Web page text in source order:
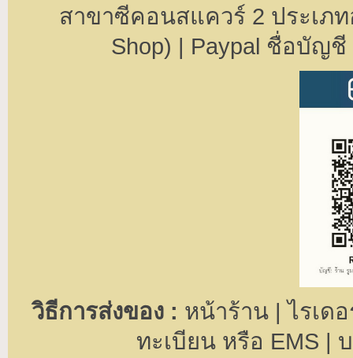
สาขาซีคอนสแควร์ 2 ประเภ
Shop) | Paypal ชื่อบัญชี
วิธีการส่งของ : หน้าร้าน | ไรเด
ทะเบียน หรือ EMS |